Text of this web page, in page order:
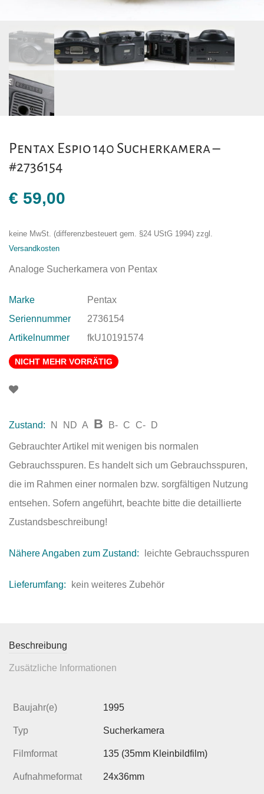
Pentax Espio 140 Sucherkamera –
#2736154
€ 59,00
keine MwSt. (differenzbesteuert gem. §24 UStG 1994) zzgl.
Versandkosten
Analoge Sucherkamera von Pentax
Marke
Pentax
Seriennummer
2736154
Artikelnummer
fkU10191574
NICHT MEHR VORRÄTIG
Zustand: N ND A B B- C C- D
Gebrauchter Artikel mit wenigen bis normalen
Gebrauchsspuren. Es handelt sich um Gebrauchsspuren,
die im Rahmen einer normalen bzw. sorgfältigen Nutzung
entsehen. Sofern angeführt, beachte bitte die detaillierte
Zustandsbeschreibung!
Nähere Angaben zum Zustand: leichte Gebrauchsspuren
Lieferumfang: kein weiteres Zubehör
Beschreibung
Zusätzliche Informationen
Baujahr(e) 1995
Typ Sucherkamera
Filmformat 135 (35mm Kleinbildfilm)
Aufnahmeformat 24x36mm